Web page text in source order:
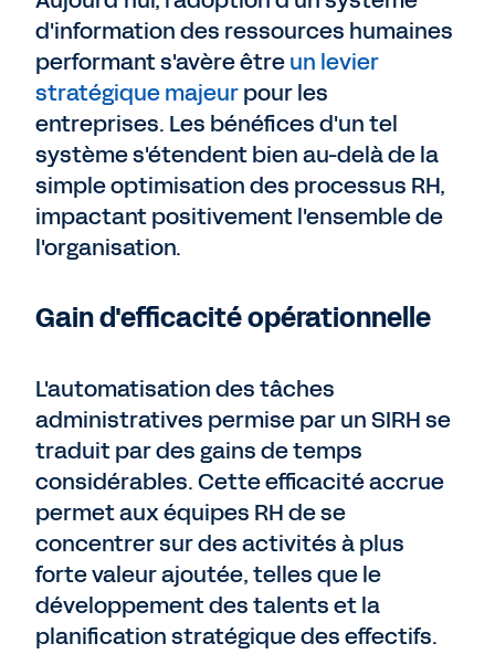
d'information des ressources humaines
performant s'avère êtreun levier
stratégique majeurpour les
entreprises. Les bénéfices d'un tel
système s'étendent bien au-delà de la
simple optimisation des processus RH,
impactant positivement l'ensemble de
l'organisation.
Gain d'efficacité opérationnelle
L'automatisation des tâches
administratives permise par un SIRH se
traduit par des gains de temps
considérables. Cette efficacité accrue
permet aux équipes RH de se
concentrer sur des activités à plus
forte valeur ajoutée, telles que le
développement des talents et la
planification stratégique des effectifs.